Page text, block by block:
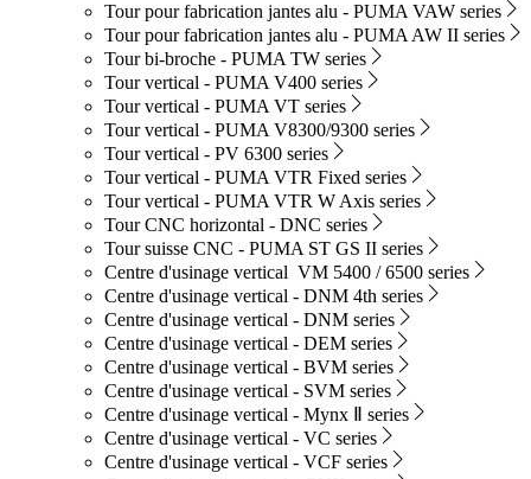
Tour pour fabrication jantes alu - PUMA VAW series
Tour pour fabrication jantes alu - PUMA AW II series
Tour bi-broche - PUMA TW series
Tour vertical - PUMA V400 series
Tour vertical - PUMA VT series
Tour vertical - PUMA V8300/9300 series
Tour vertical - PV 6300 series
Tour vertical - PUMA VTR Fixed series
Tour vertical - PUMA VTR W Axis series
Tour CNC horizontal - DNC series
Tour suisse CNC - PUMA ST GS II series
Centre d'usinage vertical VM 5400 / 6500 series
Centre d'usinage vertical - DNM 4th series
Centre d'usinage vertical - DNM series
Centre d'usinage vertical - DEM series
Centre d'usinage vertical - BVM series
Centre d'usinage vertical - SVM series
Centre d'usinage vertical - Mynx Ⅱ series
Centre d'usinage vertical - VC series
Centre d'usinage vertical - VCF series